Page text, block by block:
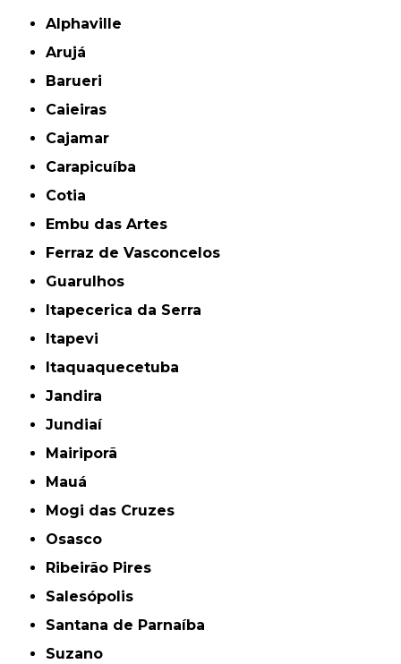
Alphaville
Arujá
Barueri
Caieiras
Cajamar
Carapicuíba
Cotia
Embu das Artes
Ferraz de Vasconcelos
Guarulhos
Itapecerica da Serra
Itapevi
Itaquaquecetuba
Jandira
Jundiaí
Mairiporã
Mauá
Mogi das Cruzes
Osasco
Ribeirão Pires
Salesópolis
Santana de Parnaíba
Suzano